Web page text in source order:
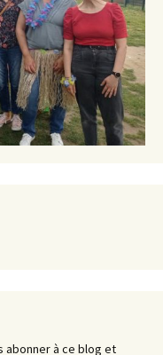
abonner à ce blog et